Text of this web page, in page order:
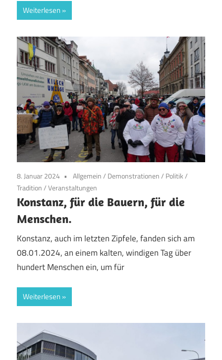
Weiterlesen
8. Januar 2024 Allgemein/ Demonstrationen/ Politik/
Tradition/Veranstaltungen
Konstanz, für die Bauern, für die
Menschen.
Konstanz, auch im letzten Zipfele, fanden sich am
08.01.2024, an einem kalten, windigen Tag über
hundert Menschen ein, um für
Weiterlesen